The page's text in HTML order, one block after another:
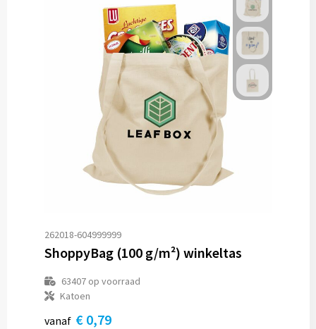
262018-604999999
ShoppyBag (100 g/m²) winkeltas
63407op voorraad
Katoen
vanaf € 0,79